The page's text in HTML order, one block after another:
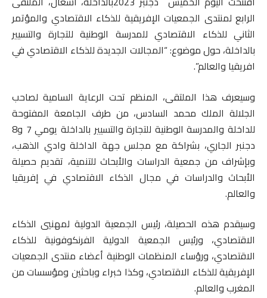
الرابع لمنتدى الجمعيات الإفريقية للذكاء الاقتصادي والمؤتمر
الثاني للذكاء الاقتصادي للمدرسة الوطنية للتجارة والتسيير
بالداخلة، حول موضوع: “المجالات الجديدة للذكاء الاقتصادي في
افريقيا والعالم”.
وسيعرف هذا الملتقى، المنظم تحت الرعاية السامية لصاحب
الجلالة الملك محمد السادس، من طرف الجامعة المفتوحة
للداخلة والمدرسة الوطنية للتجارة والتسيير بالداخلة يومي 7 و8
دجنبر الجاري، بشراكة مع مجلس جهة الداخلة وادي الذهب،
وبإشراف من جمعية الدراسات والأبحاث للتنمية، تقديم حصيلة
الأبحاث والدراسات في مجال الذكاء الاقتصادي في إفريقيا
والعالم.
وسيقدم هذه الحصيلة، رئيس الجمعية الدولية لمهنيي الذكاء
الاقتصادي، ورئيس الجمعية الدولية الفرنكوفونية للذكاء
الاقتصادي، ورؤساء المنظمات الوطنية أعضاء منتدى الجمعيات
الإفريقية للذكاء الاقتصادي، وكذا خبراء وباحثين ومؤسسات من
المغرب والعالم.